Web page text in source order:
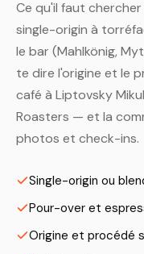
Ce qu'il faut
single-origin à
le bar (Mahlkönig,
te dire l'origine et le
café à Liptovsky
Roasters — et la
photos et check-ins.
Single-origin ou
Pour-over et
Origine et procédé